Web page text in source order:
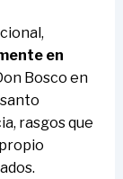
en
Bosco en
rasgos que